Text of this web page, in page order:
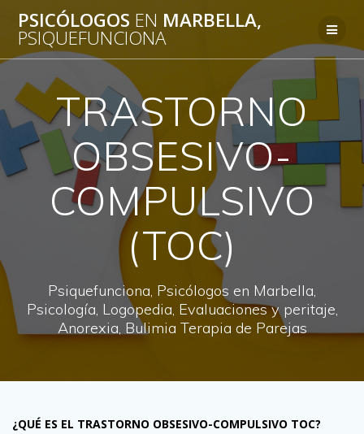
al
PSICÓLOGOS EN MARBELLA,
PSIQUEFUNCIONA
TRASTORNO
OBSESIVO-
COMPULSIVO
(TOC)
Psiquefunciona, Psicólogos en Marbella,
Psicología, Logopedia, Evaluaciones y peritaje,
Anorexia, Bulimia Terapia de Parejas
¿QUÉ ES EL TRASTORNO OBSESIVO-COMPULSIVO TOC?